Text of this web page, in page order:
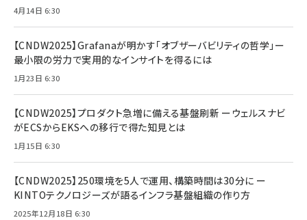
4月14日 6:30
【CNDW2025】Grafanaが明かす「オブザーバビリティの哲学」ー
最小限の労力で実用的なインサイトを得るには
1月23日 6:30
【CNDW2025】プロダクト急増に備える基盤刷新 ーウェルスナビ
がECSからEKSへの移行で得た知見とは
1月15日 6:30
【CNDW2025】250環境を5人で運用、構築時間は30分に ー
KINTOテクノロジーズが語るインフラ基盤組織の作り方
2025年12月18日 6:30